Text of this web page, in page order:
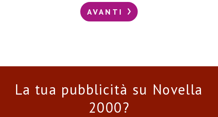
AVANTI
La tua pubblicità su Novella
2000?